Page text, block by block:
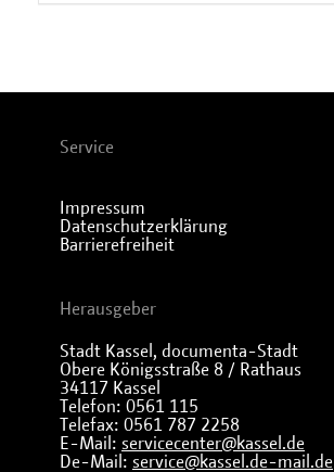
Service
Impressum
Datenschutzerklärung
Barrierefreiheit
Herausgeber
Stadt Kassel, documenta-Stadt
Obere Königsstraße 8 / Rathaus
34117 Kassel
Telefon: 0561 115
Telefax: 0561 787 2258
E-Mail: servicecenter@kassel.de
De-Mail: service@kassel.de-mail.de